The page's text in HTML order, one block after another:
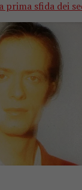
prima sfida dei